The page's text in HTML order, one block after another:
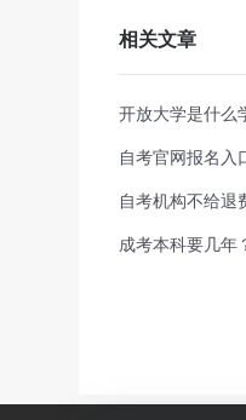
相关文章
开放大学是什么
自考机构不给退
成考本科要几年